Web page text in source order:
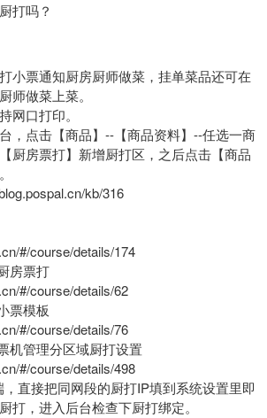
打吗？
小票通知厨房厨师做菜，挂单菜品还可在
师做菜上菜。
网口打印。
，点击【商品】--【商品资料】--任选一商
厨房票打】新增厨打区，之后点击【商品
kb/316
#/course/details/174
房票打
#/course/details/62
票模板
#/course/details/76
机管理分区域厨打设置
#/course/details/498
直接把同网段的厨打IP填到系统设置里即
打，进入后台检查下厨打绑定。